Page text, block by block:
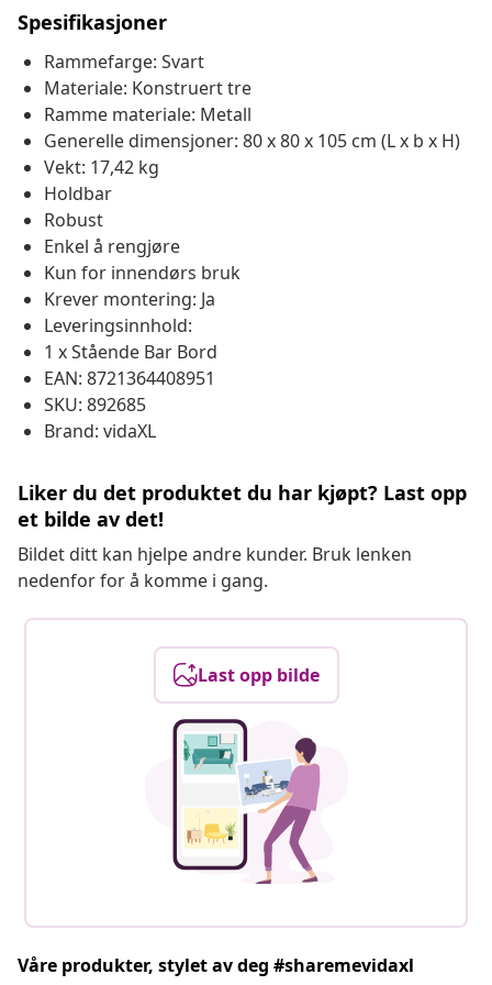
Spesifikasjoner
Rammefarge: Svart
Materiale: Konstruert tre
Ramme materiale: Metall
Generelle dimensjoner: 80 x 80 x 105 cm (L x b x H)
Vekt: 17,42 kg
Holdbar
Robust
Enkel å rengjøre
Kun for innendørs bruk
Krever montering: Ja
Leveringsinnhold:
1 x Stående Bar Bord
EAN: 8721364408951
SKU: 892685
Brand: vidaXL
Liker du det produktet du har kjøpt? Last opp
et bilde av det!
Bildet ditt kan hjelpe andre kunder. Bruk lenken
nedenfor for å komme i gang.
Last opp bilde
Våre produkter, stylet av deg #sharemevidaxl